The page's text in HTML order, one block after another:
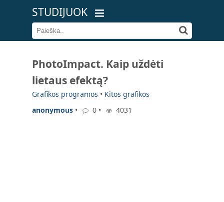
STUDIJUOK
PhotoImpact. Kaip uždėti
lietaus efektą?
Grafikos programos • Kitos grafikos
anonymous • 0 • 4031